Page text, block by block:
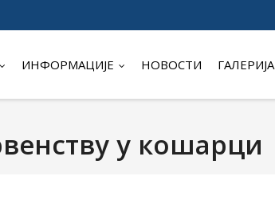
ИНФОРМАЦИЈЕ НОВОСТИ ГАЛЕРИЈА
у кошарци